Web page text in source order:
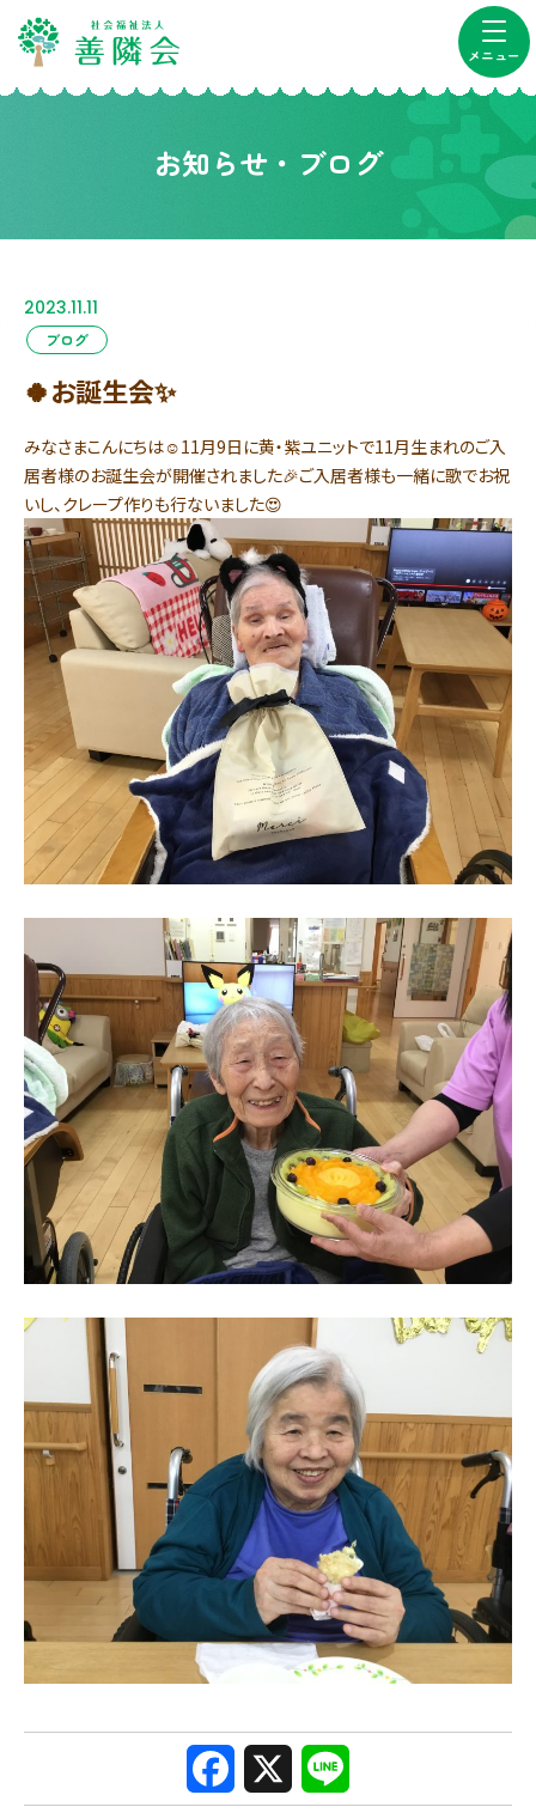
メニュー
お知らせ・ブログ
2023.11.11
ブログ
🍀お誕生会✨
みなさまこんにちは☺11月9日に黄・紫ユニットで11月生まれのご入
居者様のお誕生会が開催されました🎉ご入居者様も一緒に歌でお祝
いし、クレープ作りも行ないました😍
F
L